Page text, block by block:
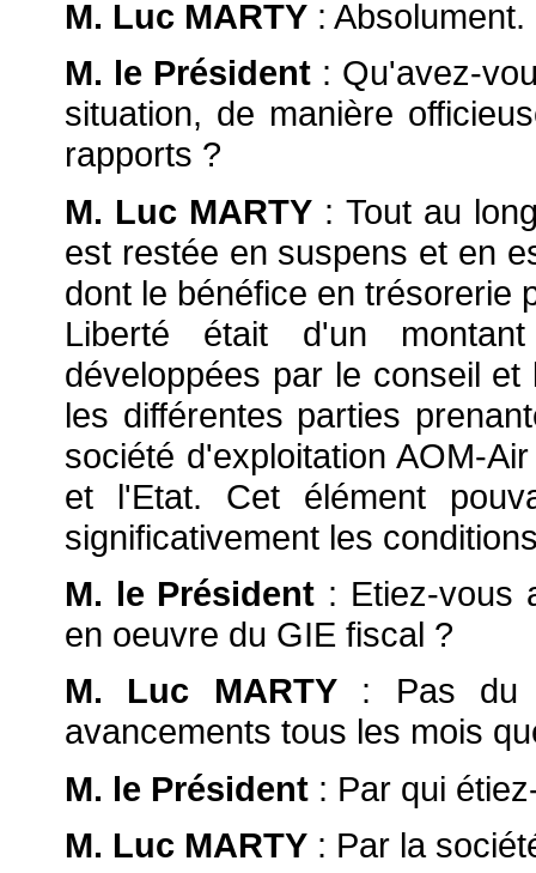
M. Luc MARTY : Absolument.
M. le Président : Qu'avez-
situation, de manière
rapports ?
M. Luc MARTY : Tout au
est restée en suspens et en
dont le bénéfice en trésorerie
Liberté était d'un
développées par le conseil
les différentes parties
société d'exploitation AOM-
et l'Etat. Cet élément
significativement les
M. le Président : Etiez-vous
en oeuvre du GIE fiscal ?
M. Luc MARTY : Pas du
avancements tous les mois
M. le Président : Par qui
M. Luc MARTY : Par la